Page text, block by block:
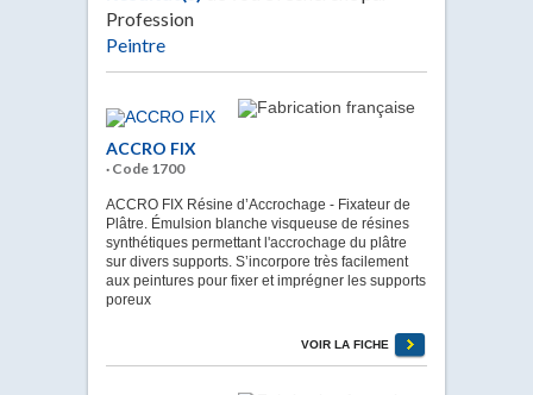
Profession
Peintre
ACCRO FIX
· Code 1700
ACCRO FIX Résine d’Accrochage - Fixateur de
Plâtre. Émulsion blanche visqueuse de résines
synthétiques permettant l'accrochage du plâtre
sur divers supports. S’incorpore très facilement
aux peintures pour fixer et imprégner les supports
poreux
VOIR LA FICHE